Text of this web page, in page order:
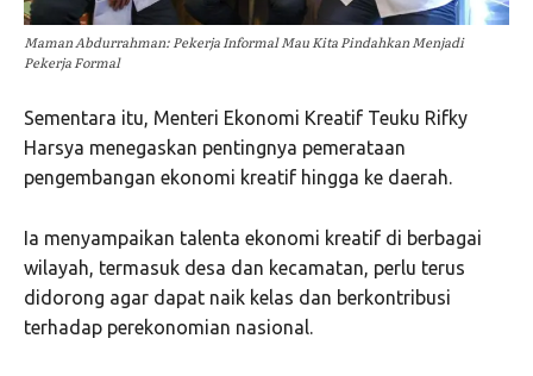
Maman Abdurrahman: Pekerja Informal Mau Kita Pindahkan Menjadi
Pekerja Formal
Sementara itu, Menteri Ekonomi Kreatif Teuku Rifky
Harsya menegaskan pentingnya pemerataan
pengembangan ekonomi kreatif hingga ke daerah.
Ia menyampaikan talenta ekonomi kreatif di berbagai
wilayah, termasuk desa dan kecamatan, perlu terus
didorong agar dapat naik kelas dan berkontribusi
terhadap perekonomian nasional.